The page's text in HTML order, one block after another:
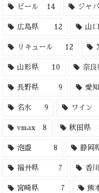
ビール 14 ジャ
広島県 12 山
リキュール 12
山形県 10 奈良
長野県 9 愛
名水 9 ワイン
vmax 8 秋田県
泡盛 8 静岡
福井県 7 香
宮崎県 7 熊